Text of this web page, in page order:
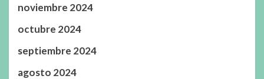
noviembre 2024
octubre 2024
septiembre 2024
agosto 2024